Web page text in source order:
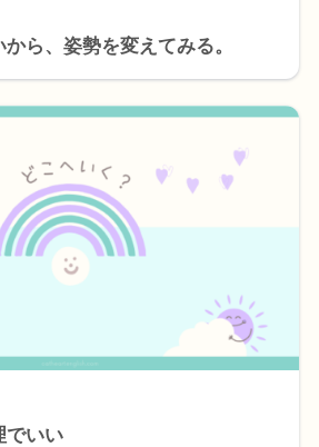
ら、姿勢を変えてみる。
でいい